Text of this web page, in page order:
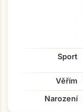
Sport
Věřím
Narození